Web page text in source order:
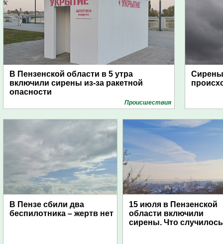
В Пензенской области в 5 утра
включили сирены из-за ракетной
опасности
Проиcшествия
Сирены
В Пензе сбили два
беспилотника – жертв нет
15 июля в Пензенской
области включили
сирены. Что